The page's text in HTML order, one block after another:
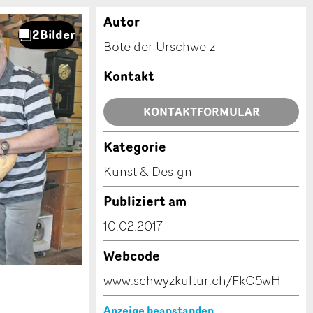
Autor
Bote der Urschweiz
Kontakt
KONTAKTFORMULAR
Kategorie
Kunst & Design
Publiziert am
10.02.2017
Webcode
www.schwyzkultur.ch/FkC5wH